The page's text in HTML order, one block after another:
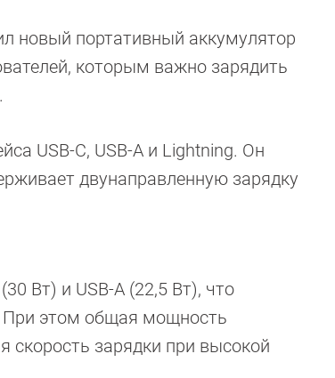
новый портативный аккумулятор
которым важно зарядить
USB-C, USB-A и Lightning. Он
двунаправленную зарядку
Вт) и USB-A (22,5 Вт), что
При этом общая мощность
зарядки при высокой